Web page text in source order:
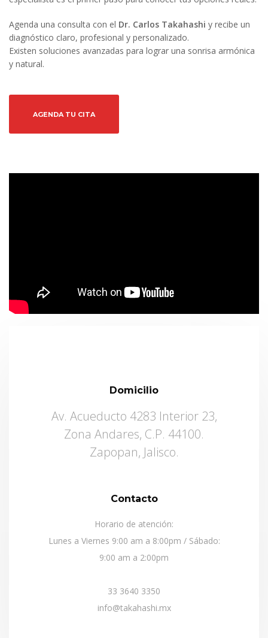
Agenda una consulta con el Dr. Carlos Takahashi y recibe un
diagnóstico claro, profesional y personalizado.
Existen soluciones avanzadas para lograr una sonrisa armónica
y natural.
AGENDA TU CITA
Domicilio
Av. Acueducto 4283 Interior 23,
Zona Andares, C.P. 44100.
Zapopan, Jalisco.
Contacto
Horario de atención:
Lunes a Viernes 9:00 am a 8:00pm / Sábado:
9:00 am a 2:00pm
33 3640 3350
info@takahashi.mx